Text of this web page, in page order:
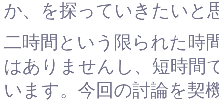
か、を探っていきたいと
二時間という限られた時
はありませんし、短時間
います。今回の討論を契